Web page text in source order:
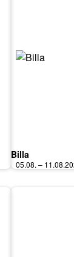
Billa
05.08. –